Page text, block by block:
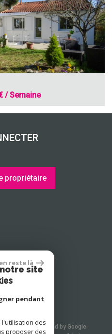
/ Semaine
propriétaire
par
Traduction powered by Google
reste là
site
pendant
l'utilisation des
proposer des